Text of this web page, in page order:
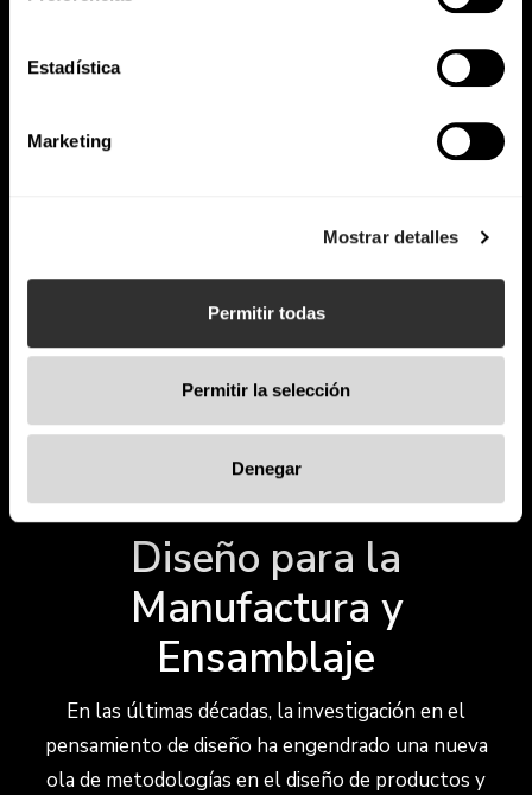
Estadística
Marketing
Mostrar detalles
Permitir todas
Permitir la selección
Denegar
integración de innovaciones tecnológicas
garantizan potencia su funcionalidad.
Diseño para la
Manufactura y
Ensamblaje
En las últimas décadas, la investigación en el
pensamiento de diseño ha engendrado una nueva
ola de metodologías en el diseño de productos y